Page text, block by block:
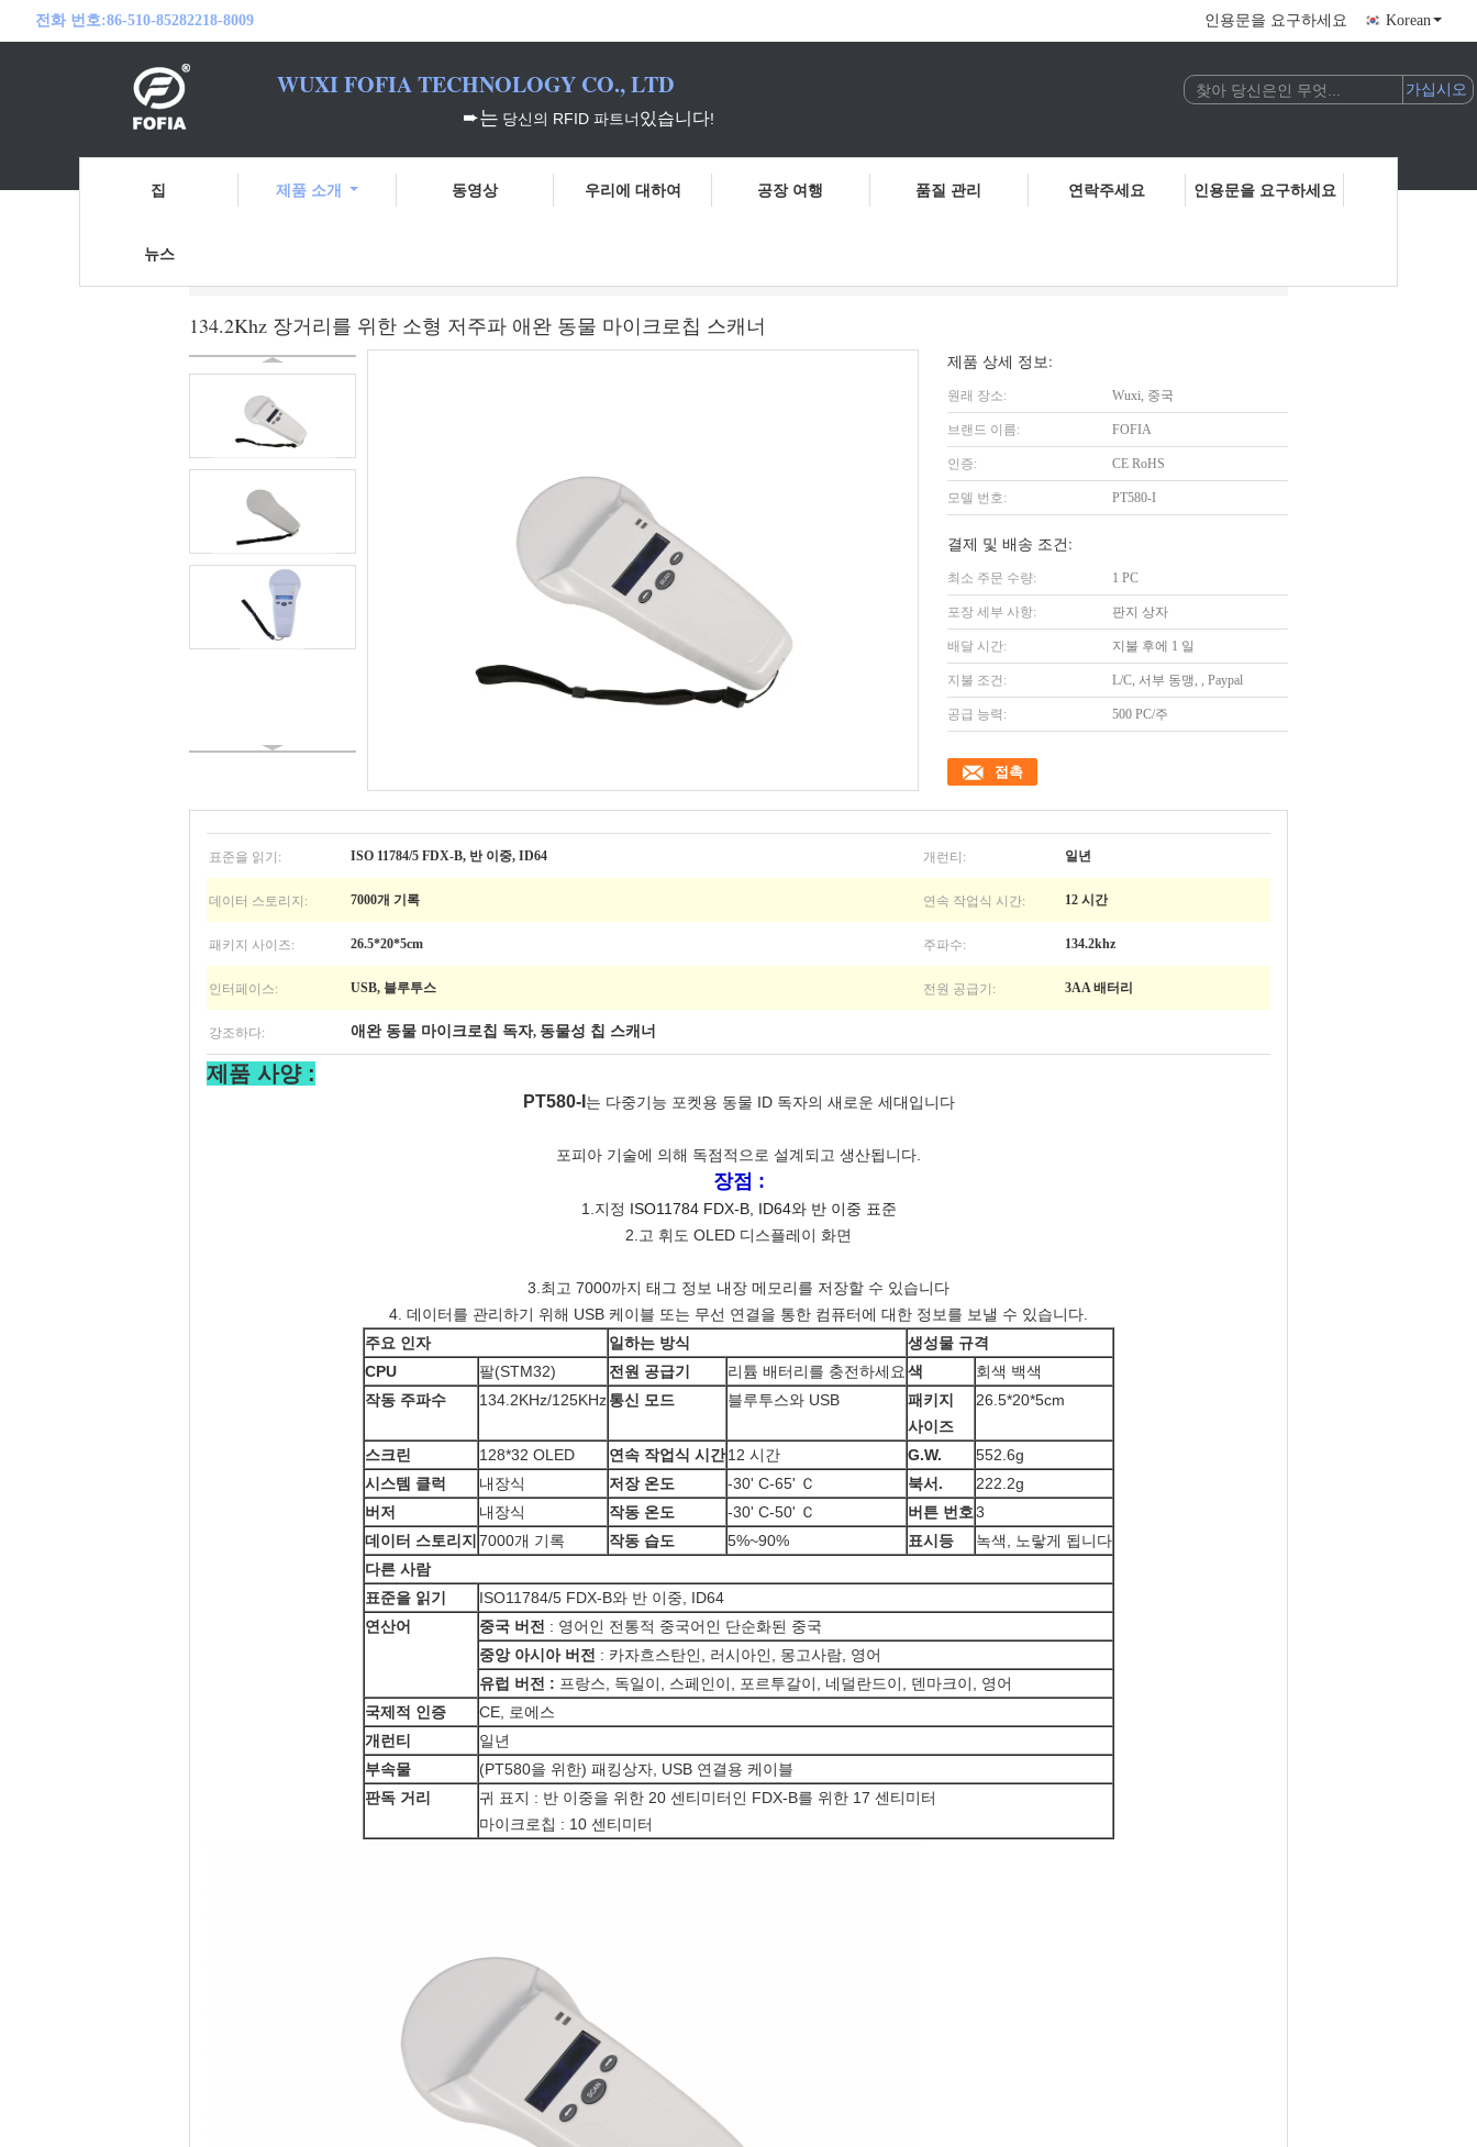
전화 번호:86-510-85282218-8009 인용문을 요구하세요 Korean
WUXI FOFIA TECHNOLOGY CO., LTD
➨는 당신의 RFID 파트너있습니다!
집 제품 소개 동영상 우리에 대하여 공장 여행 품질 관리 연락주세요 인용문을 요구하세요
뉴스
134.2Khz 장거리를 위한 소형 저주파 애완 동물 마이크로칩 스캐너
제품 상세 정보:
원래 장소: Wuxi, 중국
브랜드 이름: FOFIA
인증: CE RoHS
모델 번호: PT580-I
결제 및 배송 조건:
최소 주문 수량: 1 PC
포장 세부 사항: 판지 상자
배달 시간: 지불 후에 1 일
지불 조건: L/C, 서부 동맹, , Paypal
공급 능력: 500 PC/주
접촉
표준을 읽기: ISO 11784/5 FDX-B, 반 이중, ID64 개런티: 일년
데이터 스토리지: 7000개 기록 연속 작업식 시간: 12 시간
패키지 사이즈: 26.5*20*5cm 주파수: 134.2khz
인터페이스: USB, 블루투스 전원 공급기: 3AA 배터리
강조하다: 애완 동물 마이크로칩 독자, 동물성 칩 스캐너
제품 사양 :
PT580-I 는 다중기능 포켓용 동물 ID 독자의 새로운 세대입니다
포피아 기술에 의해 독점적으로 설계되고 생산됩니다.
장점 :
1.지정 ISO11784 FDX-B, ID64와 반 이중 표준
2.고 휘도 OLED 디스플레이 화면
3.최고 7000까지 태그 정보 내장 메모리를 저장할 수 있습니다
4. 데이터를 관리하기 위해 USB 케이블 또는 무선 연결을 통한 컴퓨터에 대한 정보를 보낼 수 있습니다.
주요 인자
일하는 방식
생성물 규격
CPU
팔(STM32) 전원 공급기 리튬 배터리를 충전하세요 색
회색 백색
작동 주파수
134.2KHz/125KHz통신 모드 블루투스와 USB
패키지
사이즈
26.5*20*5cm
스크린 128*32 OLED 연속 작업식 시간12 시간 G.W.
552.6g
시스템 클럭
내장식 저장 온도 -30' C-65' Ｃ 북서.
222.2g
버저
내장식 작동 온도 -30' C-50' Ｃ 버튼 번호3
데이터 스토리지 7000개 기록 작동 습도 5%~90% 표시등
녹색, 노랗게 됩니다
다른 사람
표준을 읽기
ISO11784/5 FDX-B와 반 이중, ID64
연산어
중국 버전 : 영어인 전통적 중국어인 단순화된 중국
중앙 아시아 버전 : 카자흐스탄인, 러시아인, 몽고사람, 영어
유럽 버전 : 프랑스, 독일이, 스페인이, 포르투갈이, 네덜란드이, 덴마크이, 영어
국제적 인증
CE, 로에스
개런티
일년
부속물
(PT580을 위한) 패킹상자, USB 연결용 케이블
판독 거리
귀 표지 : 반 이중을 위한 20 센티미터인 FDX-B를 위한 17 센티미터
마이크로칩 : 10 센티미터